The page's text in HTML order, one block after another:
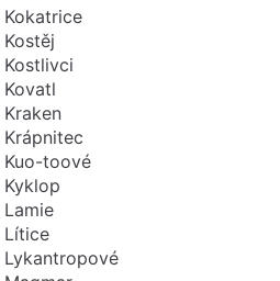
Kokatrice
Kostěj
Kostlivci
Kovatl
Kraken
Krápnitec
Kuo-toové
Kyklop
Lamie
Lítice
Lykantropové